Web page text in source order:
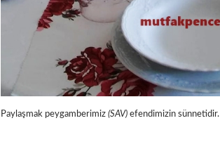
Paylaşmak peygamberimiz (SAV) efendimizin sünnetidir.